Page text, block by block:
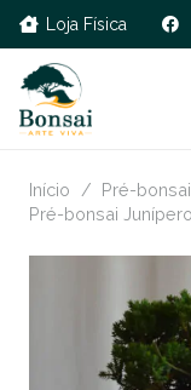
Loja Física
Início / Pré-bonsai
Pré-bonsai